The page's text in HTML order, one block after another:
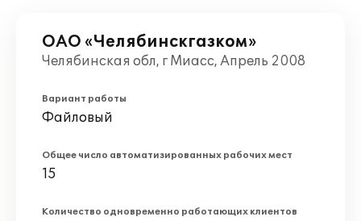
ОАО «Челябинскгазком»
Челябинская обл, г Миасс, Апрель 2008
Вариант работы
Файловый
Общее число автоматизированных рабочих мест
15
Количество одновременно работающих клиентов